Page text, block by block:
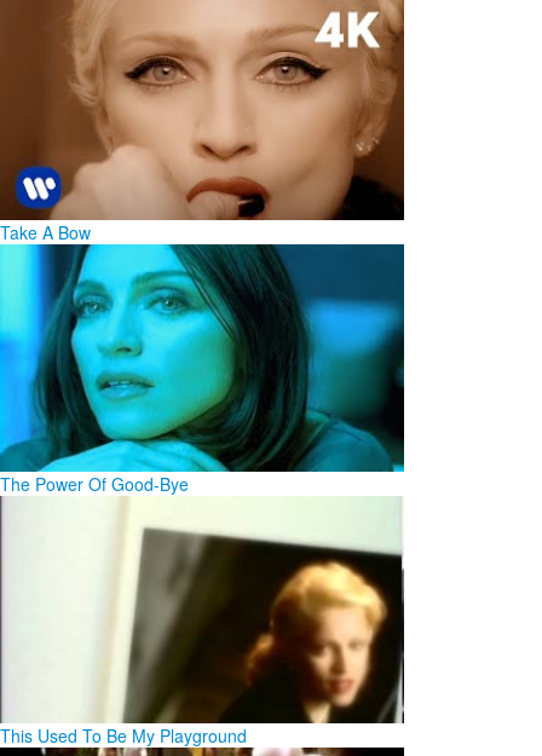
Take A Bow
The Power Of Good-Bye
This Used To Be My Playground